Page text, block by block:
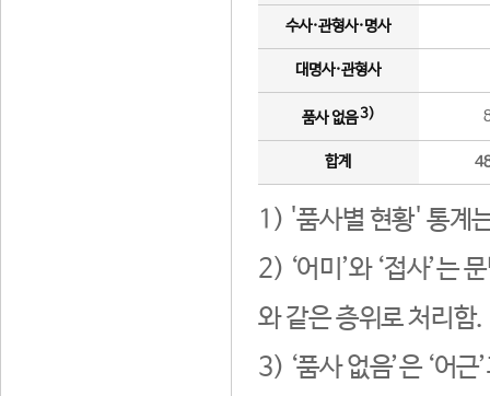
수사·관형사·명사
대명사·관형사
품사 없음3)
합계
1) '품사별 현황' 통계
2) ‘어미’와 ‘접사’는
와 같은 층위로 처리함.
3) ‘품사 없음’은 ‘어